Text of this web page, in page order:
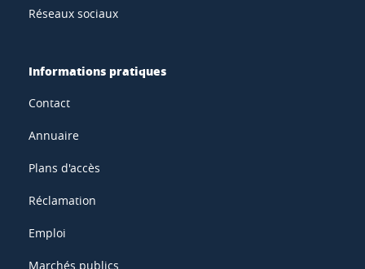
Réseaux sociaux
Informations pratiques
Contact
Annuaire
Plans d'accès
Réclamation
Emploi
Marchés publics